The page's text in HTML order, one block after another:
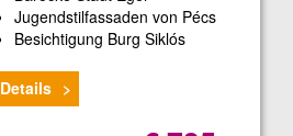
Jugendstilfassaden von Pécs
Besichtigung Burg Siklós
Details